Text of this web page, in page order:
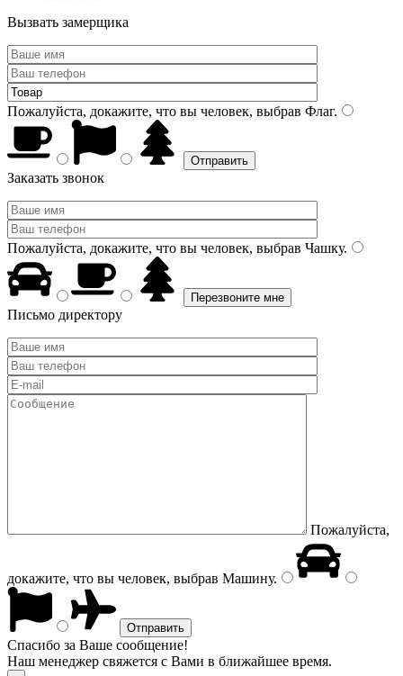
Вызвать замерщика
Пожалуйста, докажите, что вы человек, выбрав Флаг.
Заказать звонок
Пожалуйста, докажите, что вы человек, выбрав Чашку.
Письмо директору
Пожалуйста,
докажите, что вы человек, выбрав Машину.
Спасибо за Ваше сообщение!
Наш менеджер свяжется с Вами в ближайшее время.